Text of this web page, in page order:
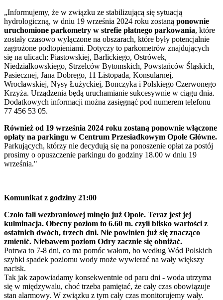
„Informujemy, że w związku ze stabilizującą się sytuacją
hydrologiczną, w dniu 19 września 2024 roku zostaną ponownie
uruchomione parkometry w strefie płatnego parkowania, które
zostały czasowo wyłączone na obszarach, które były potencjalnie
zagrożone podtopieniami. Dotyczy to parkometrów znajdujących
się na ulicach: Piastowskiej, Barlickiego, Ostrówek,
Niedziałkowskiego, Strzelców Bytomskich, Powstańców Śląskich,
Pasiecznej, Jana Dobrego, 11 Listopada, Konsularnej,
Wrocławskiej, Nysy Łużyckiej, Bonczyka i Polskiego Czerwonego
Krzyża. Urządzenia będą uruchamianie sukcesywnie w ciągu dnia.
Dodatkowych informacji można zasięgnąć pod numerem telefonu
77 456 53 05.
Również od 19 września 2024 roku zostaną ponownie włączone
opłaty na parkingu w Centrum Przesiadkowym Opole Główne.
Parkujących, którzy nie decydują się na ponoszenie opłat za postój
prosimy o opuszczenie parkingu do godziny 18.00 w dniu 19
września."
Komunikat z godziny 21:00
Czoło fali wezbraniowej minęło już Opole. Teraz jest jej
kulminacja. Obecny poziom to 6.60 m. czyli blisko wartości z
ostatnich dwóch, trzech dni. Nie powinien już się znacząco
zmienić. Niebawem poziom Odry zacznie się obniżać.
Potrwa to 7-8 dni, co ma pomóc wałom, bo według Wód Polskich
szybki spadek poziomu wody może wywierać na wały większy
nacisk.
Tak jak zapowiadamy konsekwentnie od paru dni - woda utrzyma
się w międzywalu, choć trzeba pamiętać, że cały czas obowiązuje
stan alarmowy. W związku z tym cały czas monitorujemy wały.